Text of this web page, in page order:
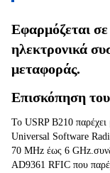
Εφαρμόζεται
ηλεκτρονικά
μεταφοράς.
Επισκόπηση
Το USRP B210
Universal Software
70 MHz έως 6
AD9361 RFIC που